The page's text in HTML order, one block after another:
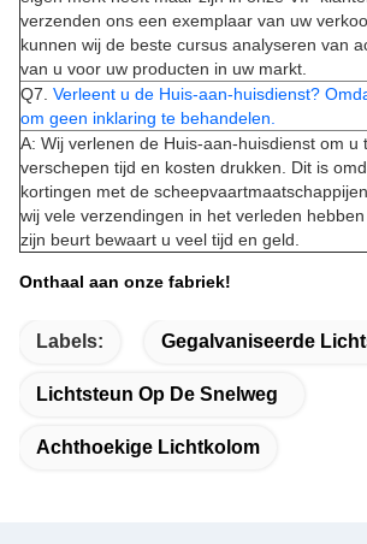
verzenden ons een exemplaar van uw
kunnen wij de beste cursus analyseren van
van u voor uw producten in uw markt.
Q7. Verleent u de Huis-aan-huisdienst?
om geen inklaring te behandelen.
A: Wij verlenen de Huis-aan-huisdienst om u
verschepen tijd en kosten drukken. Dit is
kortingen met de
wij vele verzendingen in het verleden
zijn beurt bewaart u veel tijd en geld.
Onthaal aan onze fabriek!
Labels: Gegalvaniseerde
Lichtsteun Op De Snelweg
Achthoekige Lichtkolom